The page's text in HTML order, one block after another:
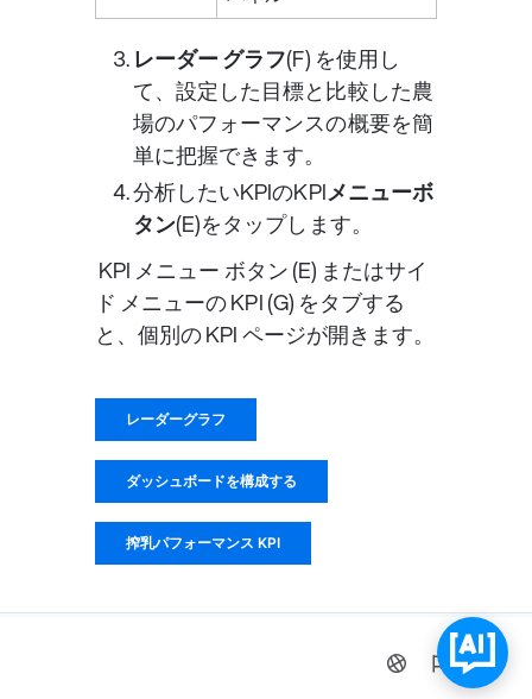
レーダー グラフ(F) を使用し
て、設定した目標と比較した農
場のパフォーマンスの概要を簡
単に把握できます。
分析したいKPIのKPIメニューボ
タン(E)をタップします。
ド メニューの KPI (G) をタブする
と、個別の KPI ページが開きます。
レーダーグラフ
ダッシュボードを構成する
搾乳パフォーマンス KPI